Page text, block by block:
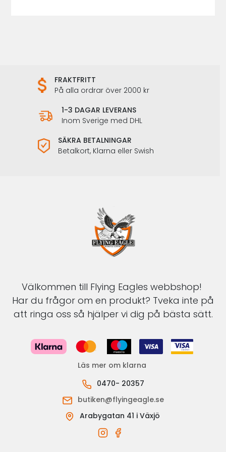
FRAKTFRITT
På alla ordrar över 2000 kr
1-3 DAGAR LEVERANS
Inom Sverige med DHL
SÄKRA BETALNINGAR
Betalkort, Klarna eller Swish
Välkommen till Flying Eagles webbshop!
Har du frågor om en produkt? Tveka inte på
att ringa oss så hjälper vi dig på bästa sätt.
Läs mer om klarna
0470- 20357
butiken@flyingeagle.se
Arabygatan 41 i Växjö